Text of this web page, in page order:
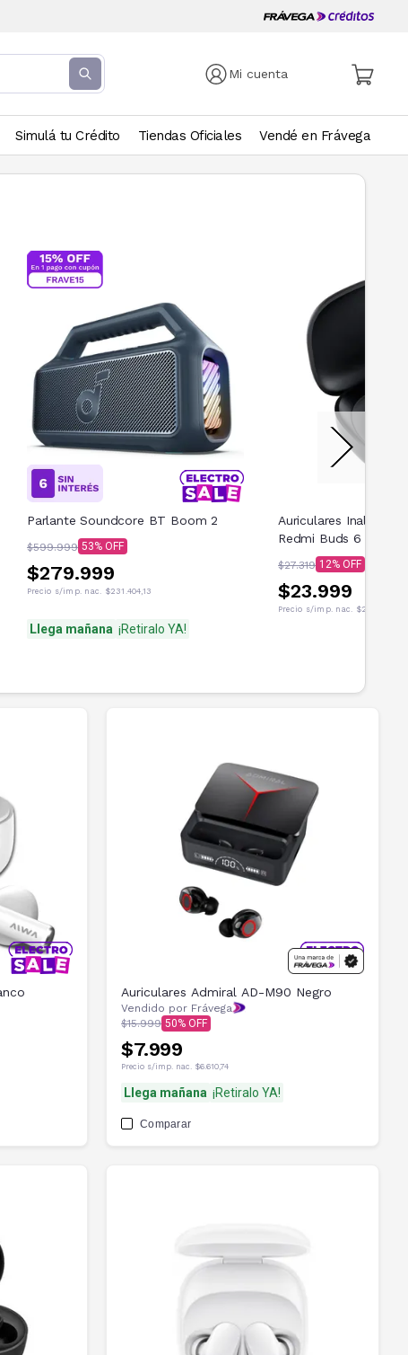
Mi cuenta
Simulá tu Crédito Tiendas Oficiales Vendé en Frávega
Parlante Soundcore BT Boom 2
$599.999 53
$279.999
Precio s/imp. nac. $231.404,13
Llega mañana ¡Retiralo YA!
Auriculares
Redmi Buds 6 Play
$27.319 12
$23.999
Precio s/imp. nac. $21.718,55
Auriculares Admiral AD-M90 Negro
Vendido por Frávega
$15.999 50
$7.999
Precio s/imp. nac. $6.610,74
Llega mañana ¡Retiralo YA!
Comparar